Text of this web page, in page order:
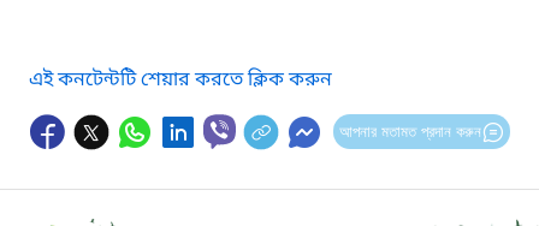
এই কনটেন্টটি শেয়ার করতে ক্লিক করুন
আপনার মতামত প্রদান করুন